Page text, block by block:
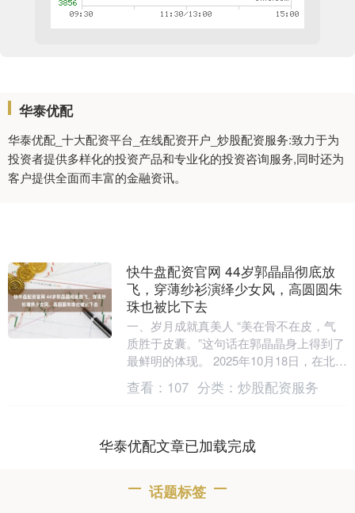
华泰优配
华泰优配_十大配资平台_在线配资开户_炒股配资服务:致力于为
投资者提供多样化的投资产品和专业化的投资咨询服务,同时还为
客户提供全面而丰富的金融资讯。
快牛盘配资官网 44岁郭晶晶彻底放
飞，穿薄纱衫演绎少女风，高圆圆朱
珠也被比下去
一、岁月成就真美人 “美在骨不在皮，气
质胜于皮囊。”这句话在郭晶晶身上得到了
最鲜明的体现。 2025年10月18日，在北京
的一场活动中，44岁的郭晶晶身穿粉色
薄....
查看： 107 分类： 炒股配资服务
华泰优配文章已加载完成
话题标签